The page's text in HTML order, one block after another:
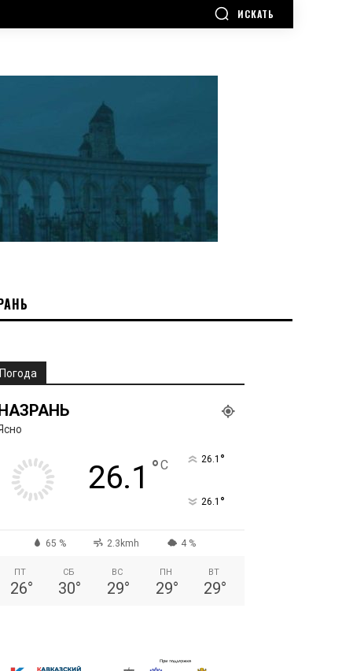
ИСКАТЬ
Погода
26.1 °C 26.1 °
26.1 °
65 % 2.3kmh 4 %
ПТ
26°
СБ
30°
ВС
29°
ПН
29°
ВТ
29°